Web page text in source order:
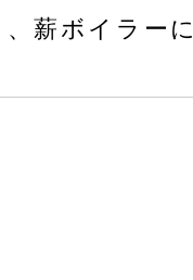
薪ボイラーに